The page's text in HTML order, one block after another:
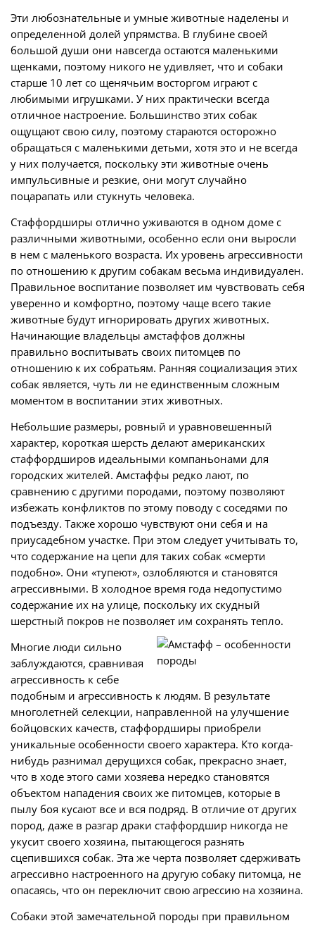
Эти любознательные и умные животные наделены и
определенной долей упрямства. В глубине своей
большой души они навсегда остаются маленькими
щенками, поэтому никого не удивляет, что и собаки
старше 10 лет со щенячьим восторгом играют с
любимыми игрушками. У них практически всегда
отличное настроение. Большинство этих собак
ощущают свою силу, поэтому стараются осторожно
обращаться с маленькими детьми, хотя это и не всегда
у них получается, поскольку эти животные очень
импульсивные и резкие, они могут случайно
поцарапать или стукнуть человека.
Стаффордширы отлично уживаются в одном доме с
различными животными, особенно если они выросли
в нем с маленького возраста. Их уровень агрессивности
по отношению к другим собакам весьма индивидуален.
Правильное воспитание позволяет им чувствовать себя
уверенно и комфортно, поэтому чаще всего такие
животные будут игнорировать других животных.
Начинающие владельцы амстаффов должны
правильно воспитывать своих питомцев по
отношению к их собратьям. Ранняя социализация этих
собак является, чуть ли не единственным сложным
моментом в воспитании этих животных.
Небольшие размеры, ровный и уравновешенный
характер, короткая шерсть делают американских
стаффордширов идеальными компаньонами для
городских жителей. Амстаффы редко лают, по
сравнению с другими породами, поэтому позволяют
избежать конфликтов по этому поводу с соседями по
подъезду. Также хорошо чувствуют они себя и на
приусадебном участке. При этом следует учитывать то,
что содержание на цепи для таких собак «смерти
подобно». Они «тупеют», озлобляются и становятся
агрессивными. В холодное время года недопустимо
содержание их на улице, поскольку их скудный
шерстный покров не позволяет им сохранять тепло.
Многие люди сильно
заблуждаются, сравнивая
агрессивность к себе
подобным и агрессивность к людям. В результате
многолетней селекции, направленной на улучшение
бойцовских качеств, стаффордширы приобрели
уникальные особенности своего характера. Кто когда-
нибудь разнимал дерущихся собак, прекрасно знает,
что в ходе этого сами хозяева нередко становятся
объектом нападения своих же питомцев, которые в
пылу боя кусают все и вся подряд. В отличие от других
пород, даже в разгар драки стаффордшир никогда не
укусит своего хозяина, пытающегося разнять
сцепившихся собак. Эта же черта позволяет сдерживать
агрессивно настроенного на другую собаку питомца, не
опасаясь, что он переключит свою агрессию на хозяина.
Собаки этой замечательной породы при правильном